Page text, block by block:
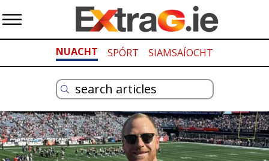
NUACHT SPÓRT SIAMSAÍOCHT